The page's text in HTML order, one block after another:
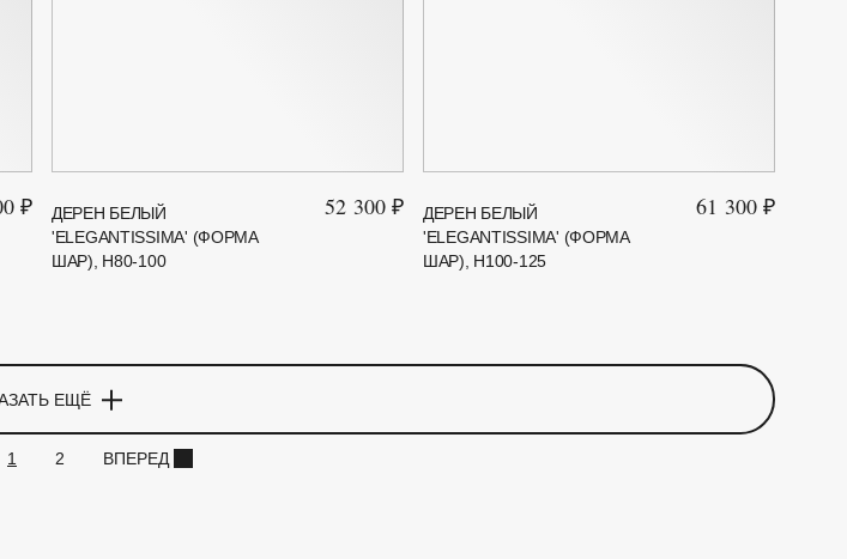
₽
ДЕРЕН БЕЛЫЙ
'ELEGANTISSIMA' (ФОРМА
ШАР), H80-100
52 300 ₽
ДЕРЕН БЕЛЫЙ
'ELEGANTISSIMA' (ФОРМА
ШАР), H100-125
61 300 ₽
ЕЩЁ
1 2 ВПЕРЕД